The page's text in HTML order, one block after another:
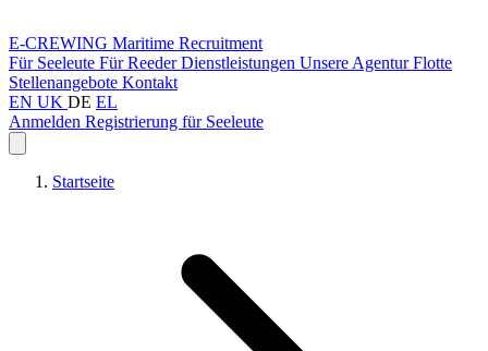
E-CREWING Maritime Recruitment
Für Seeleute Für ReederDienstleistungen Unsere AgenturFlotte
Stellenangebote Kontakt
EN UK DE EL
Anmelden Registrierung für Seeleute
Startseite